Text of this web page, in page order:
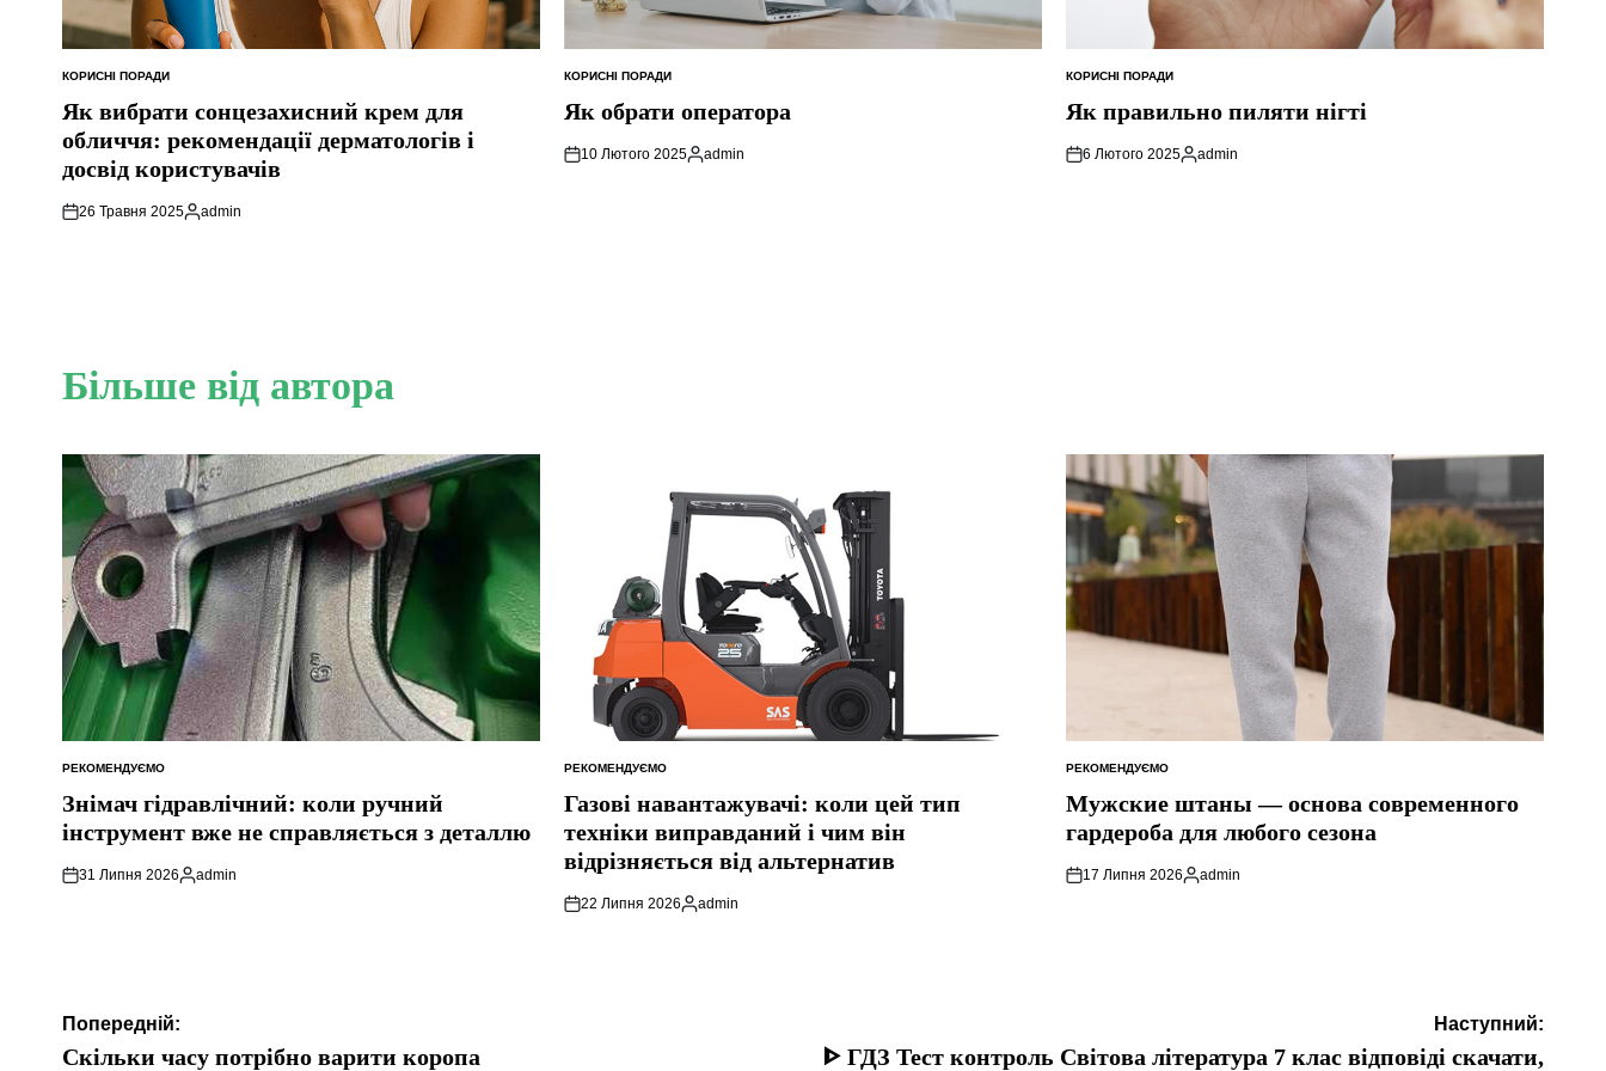
ОПУБЛІКУВАТИ
КОРИСНІ ПОРАДИ
Як вибрати сонцезахисний крем для
обличчя: рекомендації дерматологів і
досвід користувачів
26 Травня 2025
Опубліковано
admin
ОПУБЛІКУВАТИ
КОРИСНІ ПОРАДИ
Як обрати оператора
10 Лютого 2025
Опубліковано
admin
ОПУБЛІКУВАТИ
КОРИСНІ ПОРАДИ
Як правильно пиляти нігті
6 Лютого 2025
Опубліковано
admin
Більше від автора
ОПУБЛІКУВАТИ
РЕКОМЕНДУЄМО
Знімач гідравлічний: коли ручний
інструмент вже не справляється з деталлю
31 Липня 2026
Опубліковано
admin
ОПУБЛІКУВАТИ
РЕКОМЕНДУЄМО
Газові навантажувачі: коли цей тип
техніки виправданий і чим він
відрізняється від альтернатив
22 Липня 2026
Опубліковано
admin
ОПУБЛІКУВАТИ
РЕКОМЕНДУЄМО
Мужские штаны — основа современного
гардероба для любого сезона
17 Липня 2026
Опубліковано
admin
Навігація
записів
Попередній:
Скільки часу потрібно варити коропа
Наступний:
ᐈ ГДЗ Тест контроль Світова література 7 клас відповіді скачати,